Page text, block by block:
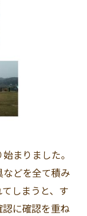
まりました。
どを全て積み
しまうと、す
に確認を重ね